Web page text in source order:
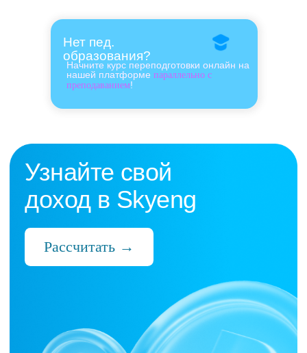
Начните курс переподготовки онлайн на
нашей платформе параллельно с
преподаванием!
Нет пед.
образования?
Нас выбрали 10 000+
которые ценят:
Время
Готовые планы и материалы, онлайн-
платформа с автопроверкой заданий,
поддержка 24/7 и никакой бюрократии
Деньги
без штрафов и переработок, скрытых
условий и неприятных сюрпризов
Уважение к преподавателю и его